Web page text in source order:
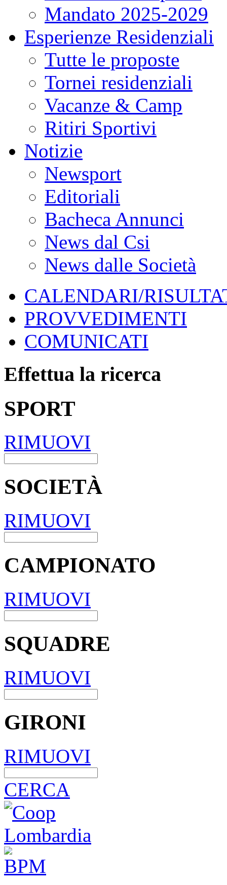
Mandato 2025-2029
Esperienze Residenziali
Tutte le proposte
Tornei residenziali
Vacanze & Camp
Ritiri Sportivi
Notizie
Newsport
Editoriali
Bacheca Annunci
News dal Csi
News dalle Società
CALENDARI/
PROVVEDIMENTI
COMUNICATI
Effettua la ricerca
SPORT
RIMUOVI
SOCIETÀ
RIMUOVI
CAMPIONATO
RIMUOVI
SQUADRE
RIMUOVI
GIRONI
RIMUOVI
CERCA